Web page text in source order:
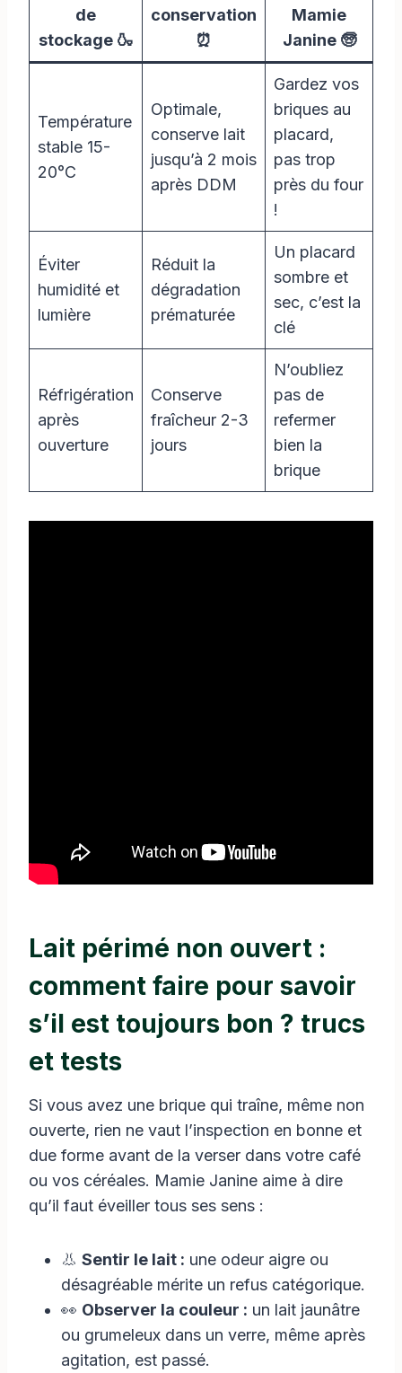
de
stockage 🍶
conservation
⏰
Mamie
Janine 🧓
Température
stable 15-
20°C
Optimale,
conserve lait
jusqu’à 2 mois
après DDM
Gardez vos
briques au
placard,
pas trop
près du four
!
Éviter
humidité et
lumière
Réduit la
dégradation
prématurée
Un placard
sombre et
sec, c’est la
clé
Réfrigération
après
ouverture
Conserve
fraîcheur 2-3
jours
N’oubliez
pas de
refermer
bien la
brique
Lait périmé non ouvert :
comment faire pour savoir
s’il est toujours bon ? trucs
et tests
Si vous avez une brique qui traîne, même non
ouverte, rien ne vaut l’inspection en bonne et
due forme avant de la verser dans votre café
ou vos céréales. Mamie Janine aime à dire
qu’il faut éveiller tous ses sens :
👃 Sentir le lait : une odeur aigre ou
désagréable mérite un refus catégorique.
👀 Observer la couleur : un lait jaunâtre
ou grumeleux dans un verre, même après
agitation, est passé.